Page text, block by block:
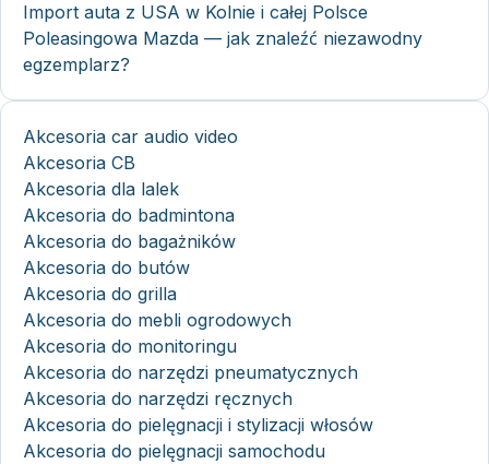
Import auta z USA w Kolnie i całej Polsce
Poleasingowa Mazda — jak znaleźć niezawodny
egzemplarz?
Akcesoria car audio video
Akcesoria CB
Akcesoria dla lalek
Akcesoria do badmintona
Akcesoria do bagażników
Akcesoria do butów
Akcesoria do grilla
Akcesoria do mebli ogrodowych
Akcesoria do monitoringu
Akcesoria do narzędzi pneumatycznych
Akcesoria do narzędzi ręcznych
Akcesoria do pielęgnacji i stylizacji włosów
Akcesoria do pielęgnacji samochodu